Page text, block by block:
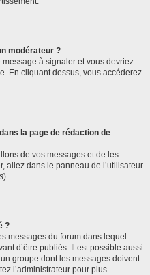
modérateur ?
message à signaler et vous devriez
En cliquant dessus, vous accéderez
la page de rédaction de
de vos messages et de les
allez dans le panneau de l’utilisateur
).
?
messages du forum dans lequel
d’être publiés. Il est possible aussi
groupe dont les messages doivent
l’administrateur pour plus